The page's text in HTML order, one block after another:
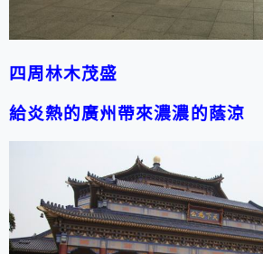
四周林木茂盛
給炎熱的廣州帶來濃濃的蔭涼